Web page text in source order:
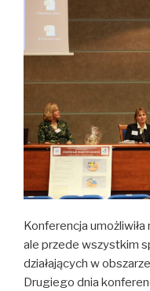
Konferencja
ale przede wszystkim
działających w
Drugiego dnia